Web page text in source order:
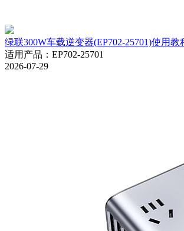
绿联300W车载逆变器(EP702-25701)使用教
适用产品 ： EP702-25701
2026-07-29